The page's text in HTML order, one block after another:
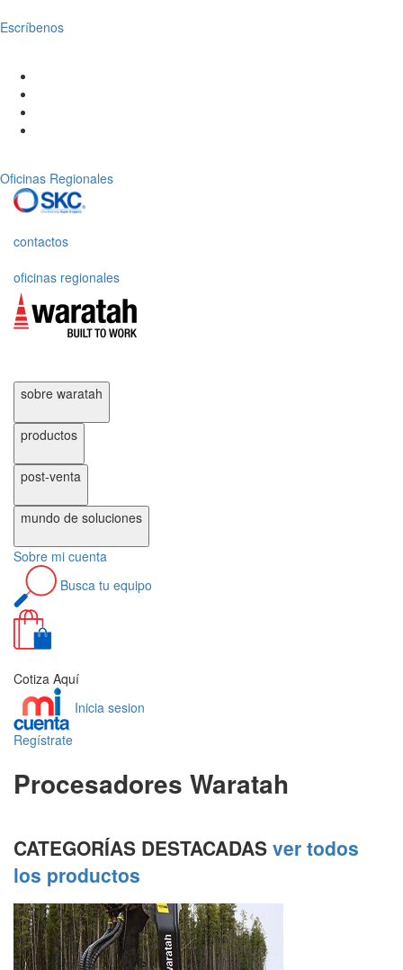
Escríbenos
Oficinas Regionales
contactos
oficinas regionales
sobre waratah
productos
post-venta
mundo de soluciones
Sobre mi cuenta
Busca tu equipo
Cotiza Aquí
Inicia sesion
Regístrate
Procesadores Waratah
CATEGORÍAS DESTACADAS ver todos
los productos